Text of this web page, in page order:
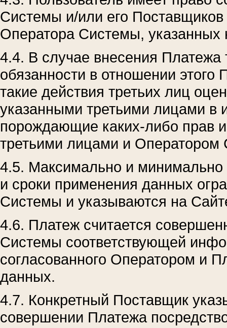
Системы и/или его Поставщиков
Оператора Системы, указанных
4.4. В случае внесения
обязанности в отношении этого
такие действия третьих лиц
указанными третьими лицами в
порождающие каких-либо прав
третьими лицами и Оператором
4.5. Максимально и
и сроки применения данных
Системы и указываются на
4.6. Платеж считается
Системы соответствующей
согласованного Оператором и
данных.
4.7. Конкретный Поставщик
совершении Платежа